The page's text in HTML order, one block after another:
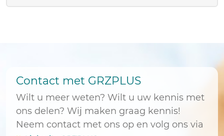
Contact met GRZPLUS
Wilt u meer weten? Wilt u uw kennis met
ons delen? Wij maken graag kennis!
Neem contact met ons op en volg ons via